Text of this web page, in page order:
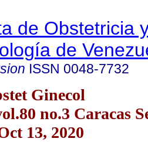
de Obstetricia
de
ISSN 0048-7732
Ginecol
no.3 Caracas
13, 2020